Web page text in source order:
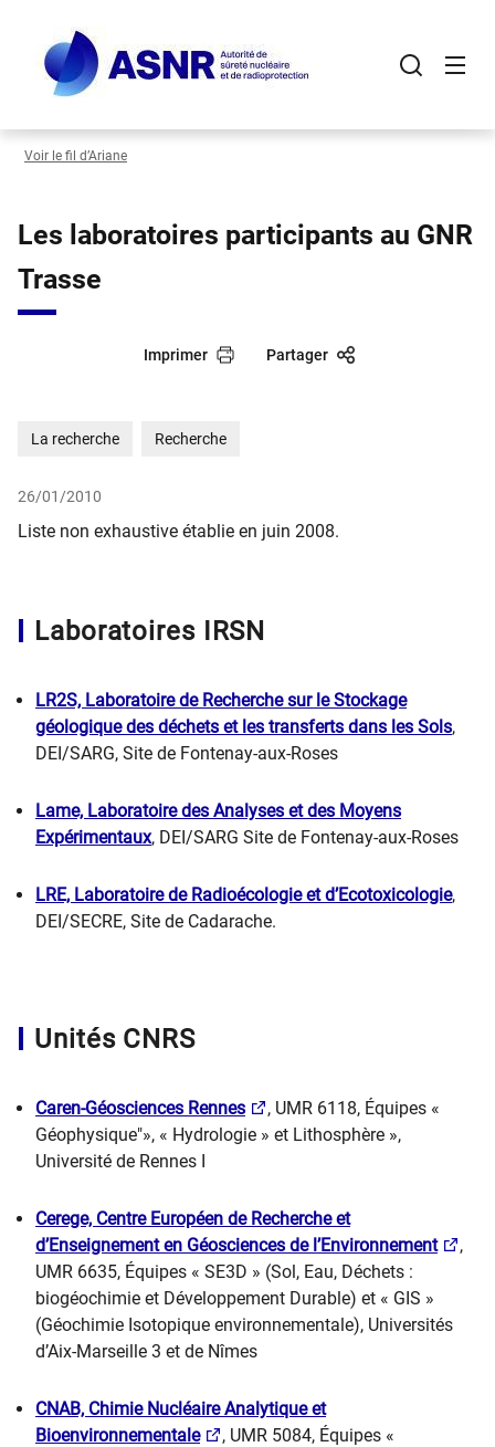
contenu
principal
Voir le fil d’Ariane
Les laboratoires participants au GNR
Trasse
Imprimer Partager
La recherche Recherche
26/01/2010
Liste non exhaustive établie en juin 2008.
Laboratoires IRSN
LR2S, Laboratoire de Recherche sur le Stockage
géologique des déchets et les transferts dans les Sols,
DEI/SARG, Site de Fontenay-aux-Roses
Lame, Laboratoire des Analyses et des Moyens
Expérimentaux, DEI/SARG Site de Fontenay-aux-Roses
LRE, Laboratoire de Radioécologie et d’Ecotoxicologie,
DEI/SECRE, Site de Cadarache.
Unités CNRS
Caren-Géosciences Rennes
, UMR 6118, Équipes «
Géophysique"», « Hydrologie » et Lithosphère »,
Université de Rennes I
Cerege, Centre Européen de Recherche et
d’Enseignement en Géosciences de l’Environnement
,
UMR 6635, Équipes « SE3D » (Sol, Eau, Déchets :
biogéochimie et Développement Durable) et « GIS »
(Géochimie Isotopique environnementale), Universités
d’Aix-Marseille 3 et de Nîmes
CNAB, Chimie Nucléaire Analytique et
Bioenvironnementale
, UMR 5084, Équipes «